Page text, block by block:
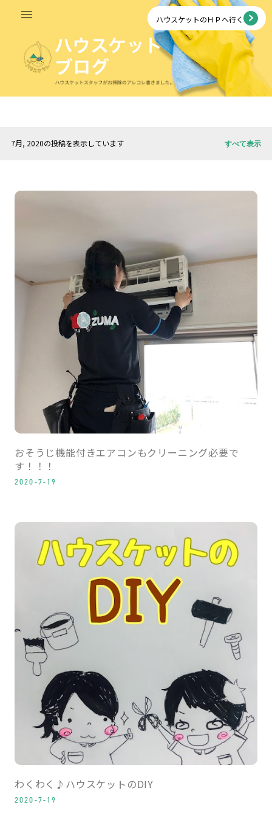
スキップしてメイン コンテンツに移動
ハウスケットのＨＰへ行く
投
7月, 2020の投稿を表示しています すべて表示
おそうじ機能付きエアコンもクリーニング必要で
す！！！
2020-7-19
わくわく♪ハウスケットのDIY
2020-7-19